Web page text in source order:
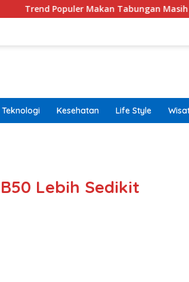
Populer Makan Tabungan Masih Terjadi?
Teknologi Kesehatan Life Style
Lebih Sedikit